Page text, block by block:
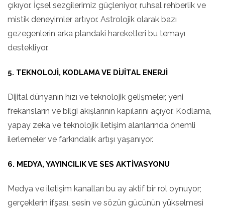
çıkıyor. İçsel sezgilerimiz güçleniyor, ruhsal rehberlik ve
mistik deneyimler artıyor. Astrolojik olarak bazı
gezegenlerin arka plandaki hareketleri bu temayı
destekliyor.
5. TEKNOLOJI, KODLAMA VE DIJITAL ENERJI
Dijital dünyanın hızı ve teknolojik gelişmeler, yeni
frekansların ve bilgi akışlarının kapılarını açıyor. Kodlama,
yapay zeka ve teknolojik iletişim alanlarında önemli
ilerlemeler ve farkındalık artışı yaşanıyor.
6. MEDYA, YAYINCILIK VE SES AKTIVASYONU
Medya ve iletişim kanalları bu ay aktif bir rol oynuyor;
gerçeklerin ifşası, sesin ve sözün gücünün yükselmesi